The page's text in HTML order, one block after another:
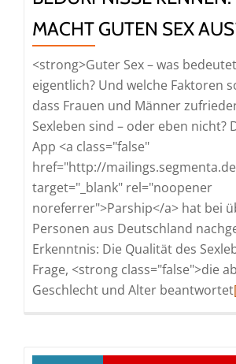
MACHT GUTEN SEX
<strong>Guter Sex – was
eigentlich? Und welche Faktoren
dass Frauen und Männer
Sexleben sind – oder eben nicht?
App <a class="false"
href="http://
target="_blank" rel="noopener
noreferrer">Parship</a> hat bei
Personen aus Deutschland
Erkenntnis: Die Qualität des
Frage, <strong class="false">die
Geschlecht und Alter beantwortet